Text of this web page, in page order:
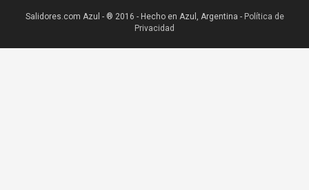
Salidores.com Azul - ® 2016 - Hecho en Azul, Argentina - Política de
Privacidad